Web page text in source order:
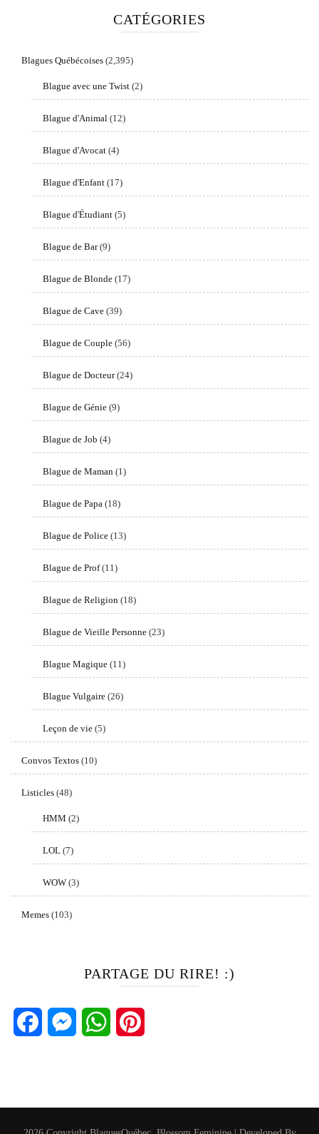
CATÉGORIES
Blagues Québécoises (2,395)
Blague avec une Twist (2)
Blague d'Animal (12)
Blague d'Avocat (4)
Blague d'Enfant (17)
Blague d'Étudiant (5)
Blague de Bar(9)
Blague de Blonde (17)
Blague de Cave (39)
Blague de Couple (56)
Blague de Docteur(24)
Blague de Génie (9)
Blague de Job (4)
Blague de Maman (1)
Blague de Papa (18)
Blague de Police (13)
Blague de Prof(11)
Blague de Religion (18)
Blague de Vieille Personne (23)
Blague Magique (11)
Blague Vulgaire (26)
Leçon de vie (5)
Convos Textos (10)
Listicles (48)
HMM (2)
LOL (7)
WOW (3)
Memes (103)
PARTAGE DU RIRE! :)